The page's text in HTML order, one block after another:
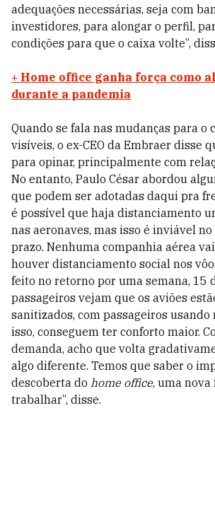
adequações necessárias, seja com
investidores, para alongar o perfil,
condições para que o caixa volte”,
+ Home office ganha força como
durante a pandemia
Quando se fala nas mudanças para o
visíveis, o ex-CEO da Embraer disse
para opinar, principalmente com
No entanto, Paulo César abordou
que podem ser adotadas daqui pra
é possível que haja distanciamento
nas aeronaves, mas isso é inviável
prazo. Nenhuma companhia aérea
houver distanciamento social nos
feito no retorno por uma semana, 15
passageiros vejam que os aviões
sanitizados, com passageiros usando
isso, conseguem ter conforto maior.
demanda, acho que volta
algo diferente. Temos que saber o
descoberta do home office, uma nova
trabalhar”, disse.